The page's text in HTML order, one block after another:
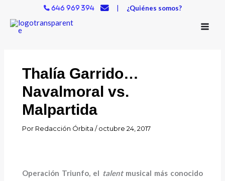
contenido
646 969 394 | ¿Quiénes somos?
Thalía Garrido…
Navalmoral vs.
Malpartida
Por Redacción Órbita/octubre 24, 2017
Operación Triunfo, el talentmusical más conocido